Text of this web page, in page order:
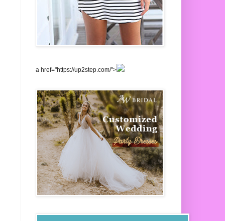
a href="https://up2step.com/">